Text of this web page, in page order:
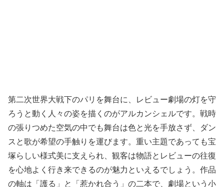
第二次世界大戦下のパリを舞台に、レビュー劇場の灯を守
ろうと動く人々の姿を描くのがアルカンシェルです。戦時
の張りつめた空気の中でも舞台は色と光を手放さず、ダン
スと歌が希望の手触りを運びます。重い主題であっても宝
塚らしい様式美に支えられ、観客は物語とレビューの往復
を心地よく行き来できるのが魅力といえるでしょう。作品
の軸は「護る」と「惹かれ合う」の二本で、劇場という小